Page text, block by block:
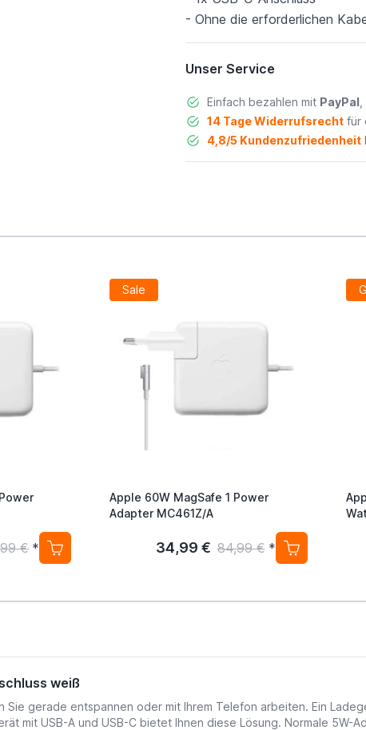
- Ohne die erforderlichen
Unser Service
Einfach bezahlen mit PayPal
14 Tage Widerrufsrechtfür
4,8/5 Kundenzufriedenheit
€ *
Sale
Apple 60W MagSafe 1 Power
Adapter MC461Z/A
34,99 € 84,99 € *
weiß
gerade entspannen oder mit Ihrem Telefon arbeiten. Ein
mit USB-A und USB-C bietet Ihnen diese Lösung. Normale 5W-